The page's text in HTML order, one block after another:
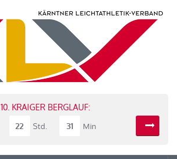
10. KRAIGER BERGLAUF:
22 Std. 31 Min